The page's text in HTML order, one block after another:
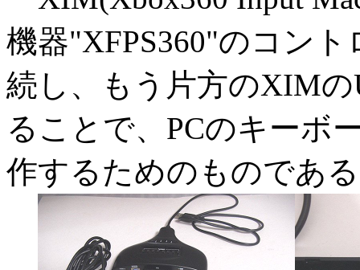
機器"XFPS360"のコン
続し、もう片方のXIM
ることで、PCのキーボ
作するためのものであ